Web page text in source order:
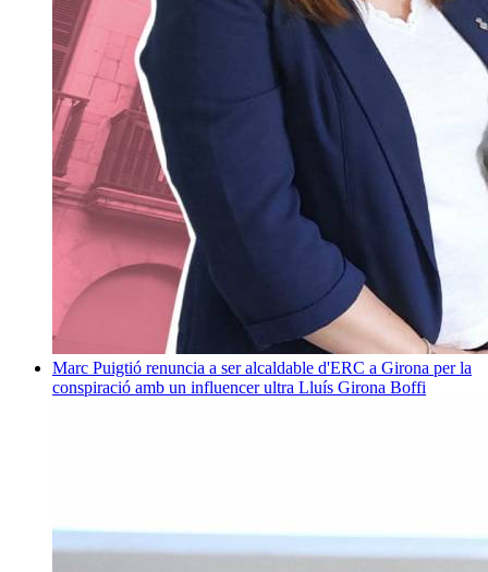
Marc Puigtió renuncia a ser alcaldable d'ERC a Girona per la
conspiració amb un influencer ultra Lluís Girona Boffi